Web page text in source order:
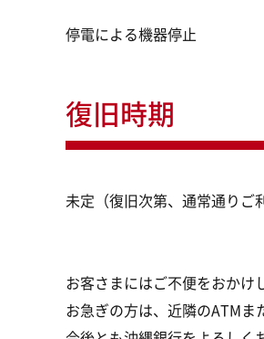
停電による機器停止
復旧時期
未定（復旧次第、通常通りご
お客さまにはご不便をおかけ
お急ぎの方は、近隣のATMま